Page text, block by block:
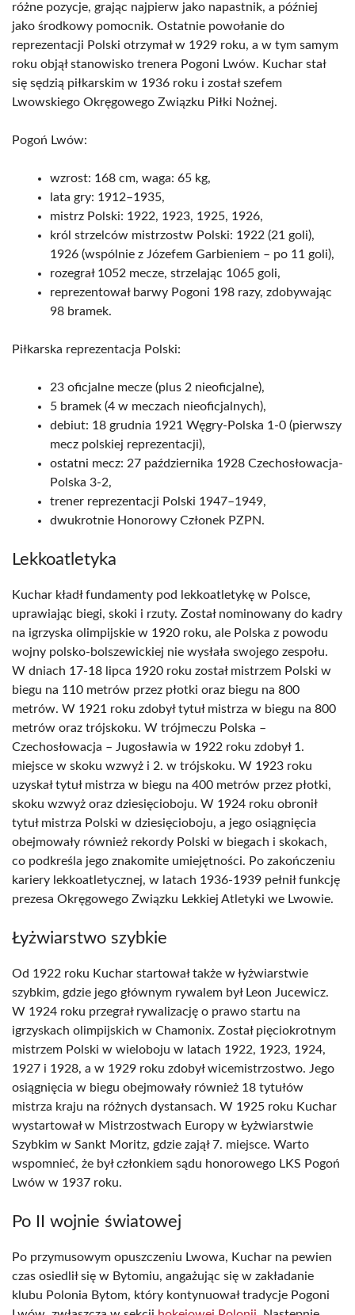
różne pozycje, grając najpierw jako napastnik, a później
jako środkowy pomocnik. Ostatnie powołanie do
reprezentacji Polski otrzymał w 1929 roku, a w tym samym
roku objął stanowisko trenera Pogoni Lwów. Kuchar stał
się sędzią piłkarskim w 1936 roku i został szefem
Lwowskiego Okręgowego Związku Piłki Nożnej.
Pogoń Lwów:
wzrost: 168 cm, waga: 65 kg,
lata gry: 1912–1935,
mistrz Polski: 1922, 1923, 1925, 1926,
król strzelców mistrzostw Polski: 1922 (21 goli),
1926 (wspólnie z Józefem Garbieniem – po 11 goli),
rozegrał 1052 mecze, strzelając 1065 goli,
reprezentował barwy Pogoni 198 razy, zdobywając
98 bramek.
Piłkarska reprezentacja Polski:
23 oficjalne mecze (plus 2 nieoficjalne),
5 bramek (4 w meczach nieoficjalnych),
debiut: 18 grudnia 1921 Węgry-Polska 1-0 (pierwszy
mecz polskiej reprezentacji),
ostatni mecz: 27 października 1928 Czechosłowacja-
Polska 3-2,
trener reprezentacji Polski 1947–1949,
dwukrotnie Honorowy Członek PZPN.
Lekkoatletyka
Kuchar kładł fundamenty pod lekkoatletykę w Polsce,
uprawiając biegi, skoki i rzuty. Został nominowany do kadry
na igrzyska olimpijskie w 1920 roku, ale Polska z powodu
wojny polsko-bolszewickiej nie wysłała swojego zespołu.
W dniach 17-18 lipca 1920 roku został mistrzem Polski w
biegu na 110 metrów przez płotki oraz biegu na 800
metrów. W 1921 roku zdobył tytuł mistrza w biegu na 800
metrów oraz trójskoku. W trójmeczu Polska –
Czechosłowacja – Jugosławia w 1922 roku zdobył 1.
miejsce w skoku wzwyż i 2. w trójskoku. W 1923 roku
uzyskał tytuł mistrza w biegu na 400 metrów przez płotki,
skoku wzwyż oraz dziesięcioboju. W 1924 roku obronił
tytuł mistrza Polski w dziesięcioboju, a jego osiągnięcia
obejmowały również rekordy Polski w biegach i skokach,
co podkreśla jego znakomite umiejętności. Po zakończeniu
kariery lekkoatletycznej, w latach 1936-1939 pełnił funkcję
prezesa Okręgowego Związku Lekkiej Atletyki we Lwowie.
Łyżwiarstwo szybkie
Od 1922 roku Kuchar startował także w łyżwiarstwie
szybkim, gdzie jego głównym rywalem był Leon Jucewicz.
W 1924 roku przegrał rywalizację o prawo startu na
igrzyskach olimpijskich w Chamonix. Został pięciokrotnym
mistrzem Polski w wieloboju w latach 1922, 1923, 1924,
1927 i 1928, a w 1929 roku zdobył wicemistrzostwo. Jego
osiągnięcia w biegu obejmowały również 18 tytułów
mistrza kraju na różnych dystansach. W 1925 roku Kuchar
wystartował w Mistrzostwach Europy w Łyżwiarstwie
Szybkim w Sankt Moritz, gdzie zajął 7. miejsce. Warto
wspomnieć, że był członkiem sądu honorowego LKS Pogoń
Lwów w 1937 roku.
Po II wojnie światowej
Po przymusowym opuszczeniu Lwowa, Kuchar na pewien
czas osiedlił się w Bytomiu, angażując się w zakładanie
klubu Polonia Bytom, który kontynuował tradycje Pogoni